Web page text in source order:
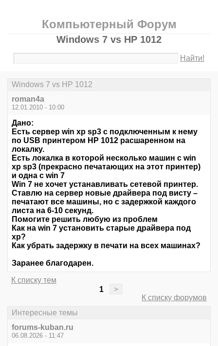
Компьютерный Форум
Windows 7 vs HP 1012
Найти!
Windows 7 vs HP 1012
roman4a
12.01.2010 - 10:00
Дано:
Есть сервер win xp sp3 с подключенным к нему
по USB принтером HP 1012 расшаренном на
локалку.
Есть локалка в которой несколько машин с win
xp sp3 (прекрасно печатающих на этот принтер)
и одна с win 7
Win 7 не хочет устанавливать сетевой принтер.
Ставлю на сервер новые драйвера под висту –
печатают все машины, но с задержкой каждого
листа на 6-10 секунд.
Помогите решить любую из проблем
Как на win 7 установить старые драйвера под
xp?
Как убрать задержку в печати на всех машинах?
Заранее благодарен.
К списку тем
1
>
К списку форумов
Интересные темы
forums-kuban.ru
06.08.2026 - 11:47